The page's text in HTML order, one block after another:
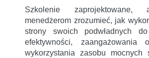
Szkolenie zaprojektowane,
menedżerom zrozumieć, jak
strony swoich podwładnych
efektywności, zaangażowania
wykorzystania zasobu mocnych